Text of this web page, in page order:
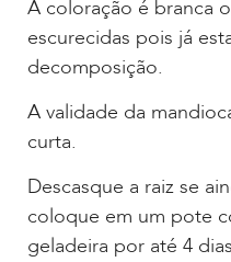
A coloração é branca
escurecidas pois já
decomposição.
A validade da
curta.
Descasque a raiz se
coloque em um pote
geladeira por até 4